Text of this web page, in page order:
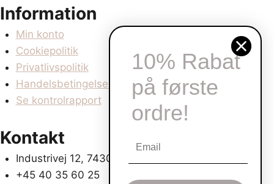
Information
Min konto
Cookiepolitik
Privatlivspolitik
Handelsbetingelser
Se kontrolrapport
Kontakt
Industrivej 12, 7430 Ikast
+45 40 35 60 25
10% Rabat
på første
ordre!